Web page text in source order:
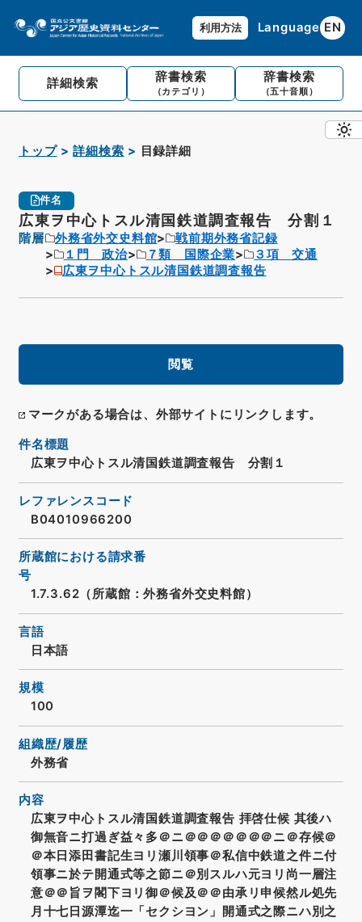
利用方法 Language EN
詳細検索 辞書検索
（カテゴリ）
辞書検索
（五十音順）
トップ 詳細検索 目録詳細
件名
広東ヲ中心トスル清国鉄道調査報告 分割１
階層 外務省外交史料館
戦前期外務省記録
１門 政治
７類 国際企業
３項 交通
広東ヲ中心トスル清国鉄道調査報告
閲覧
マークがある場合は、外部サイトにリンクします。
件名標題
広東ヲ中心トスル清国鉄道調査報告 分割１
レファレンスコード
B04010966200
所蔵館における請求番
号
1.7.3.62（所蔵館：外務省外交史料館）
言語
日本語
規模
100
組織歴/履歴
外務省
内容
広東ヲ中心トスル清国鉄道調査報告 拝啓仕候 其後ハ
御無音ニ打過ぎ益々多＠ニ＠＠＠＠＠＠＠ニ＠存候＠
＠本日添田書記生ヨリ瀬川領事＠私信中鉄道之件ニ付
領事ニ於テ開通式等之節ニ＠別スルハ元ヨリ尚一層注
意＠＠旨ヲ閣下ヨリ御＠候及＠＠由承リ申候然ル処先
月十七日源潭迄一「セクシヨン」開通式之際ニハ別之